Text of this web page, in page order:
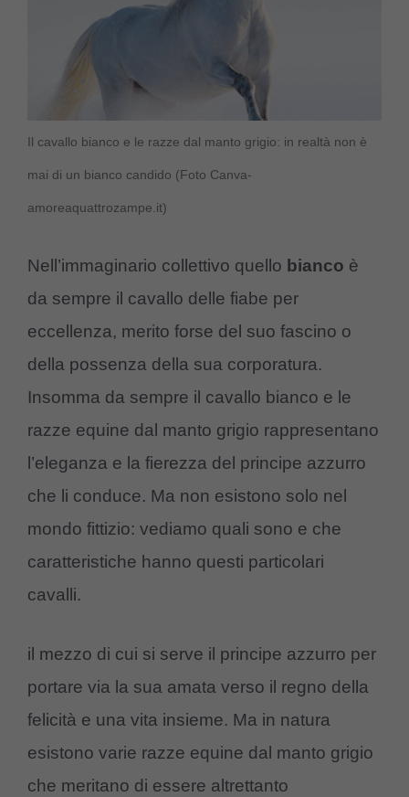
Il cavallo bianco e le razze dal manto grigio: in realtà non è
mai di un bianco candido (Foto Canva-
amoreaquattrozampe.it)
Nell’immaginario collettivo quello bianco è
da sempre il cavallo delle fiabe per
eccellenza, merito forse del suo fascino o
della possenza della sua corporatura.
Insomma da sempre il cavallo bianco e le
razze equine dal manto grigio rappresentano
l’eleganza e la fierezza del principe azzurro
che li conduce. Ma non esistono solo nel
mondo fittizio: vediamo quali sono e che
caratteristiche hanno questi particolari
cavalli.
il mezzo di cui si serve il principe azzurro per
portare via la sua amata verso il regno della
felicità e una vita insieme. Ma in natura
esistono varie razze equine dal manto grigio
che meritano di essere altrettanto